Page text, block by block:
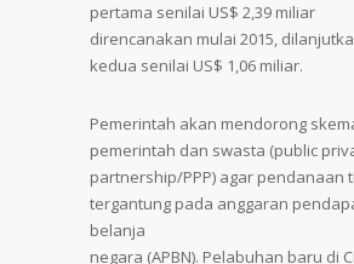
pertama senilai US$ 2,39 miliar
direncanakan mulai 2015,
kedua senilai US$ 1,06 miliar.
Pemerintah akan mendorong
pemerintah dan swasta (public
partnership/PPP) agar pendanaan
tergantung pada anggaran
belanja
negara (APBN). Pelabuhan baru di